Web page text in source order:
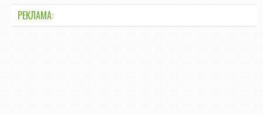
РЕКЛАМА: